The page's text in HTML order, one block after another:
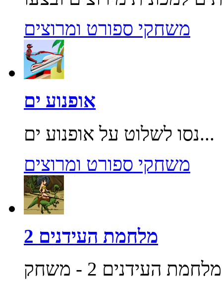
משחקי ספורט ומרוצים
אופנוע ים
נסו לשלוט על אופנוע ים...
משחקי ספורט ומרוצים
מלחמת העידנים 2